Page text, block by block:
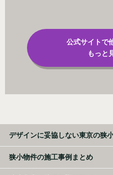
公式サイトで
もっと
デザインに妥協しない東京の狭
狭小物件の施工事例まとめ